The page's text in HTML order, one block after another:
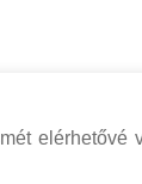
elérhetővé